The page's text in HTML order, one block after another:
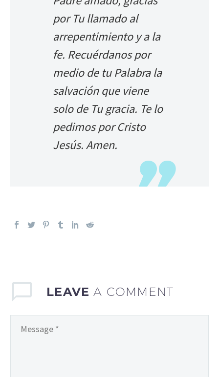
por Tu llamado al
arrepentimiento y a la
fe. Recuérdanos por
medio de tu Palabra la
salvación que viene
solo de Tu gracia. Te lo
pedimos por Cristo
Jesús. Amen.
LEAVEA COMMENT